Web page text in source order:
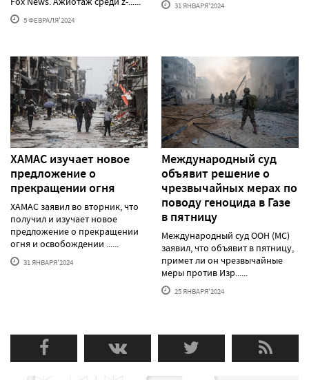
5 ФЕВРАЛЯ'2024
31 ЯНВАРЯ'2024
ХАМАС изучает новое
предложение о
прекращении огня
ХАМАС заявил во вторник, что
получил и изучает новое
предложение о прекращении
огня и освобождении ......
31 ЯНВАРЯ'2024
Международный суд
объявит решение о
чрезвычайных мерах по
поводу геноцида в Газе
в пятницу
Международный суд ООН (МС)
заявил, что объявит в пятницу,
примет ли он чрезвычайные
меры против Изр......
25 ЯНВАРЯ'2024